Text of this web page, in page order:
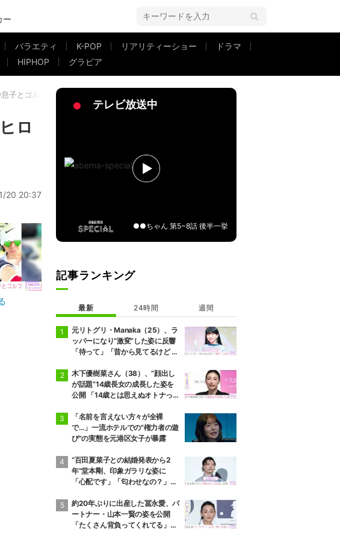
ー
バラエティ K-POP リアリティーショー
ドラマ
HIPHOP グラビア
子とゴルフ「いつも楽しい」
ロ
20 20:37
テレビ放送中
●●ちゃん 第5~8話 後半一挙
記事ランキング
最新 24時間 週間
元リトグリ・Manaka（25）、ラ
ッパーになり“激変”した姿に反響
「待って」「昔から見てるけど 最
木下優樹菜さん（38）、“顔出し
が話題”14歳長女の成長した姿を
公開 「14歳とは思えぬオトナっぽ
ぎる」など反響
「名前を言えない方々が全裸
で…」一流ホテルでの"権力者の遊
び"の実態を元港区女子が暴露
“百田夏菜子との結婚発表から2
年”堂本剛、印象ガラリな姿に
「心配です」「匂わせなの？」な
約20年ぶりに出産した冨永愛、パ
ートナー・山本一賢の姿を公開
「たくさん背負ってくれてる」感